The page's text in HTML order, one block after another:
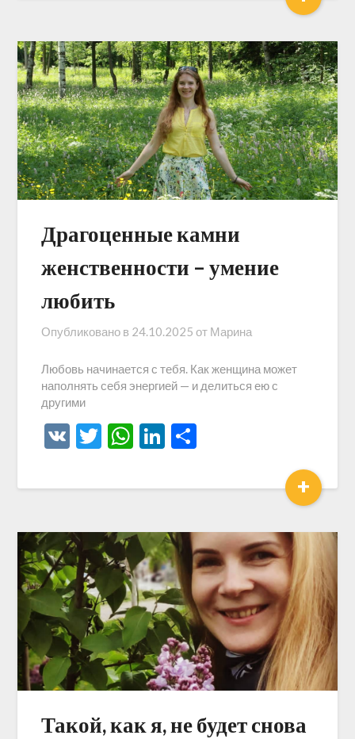
Драгоценные камни
женственности – умение
любить
Опубликовано в 24.10.2025 от Марина
Любовь начинается с тебя. Как женщина может
наполнять себя энергией — и делиться ею с
другими
VK Twitter
WhatsApp
LinkedIn
+
Такой, как я, не будет снова